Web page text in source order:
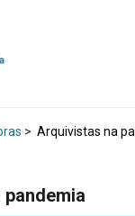
> Arquivistas na